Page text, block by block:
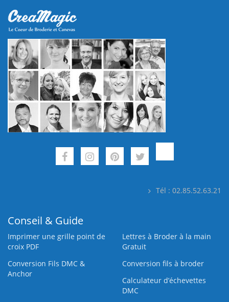
Tél : 02.85.52.63.21
Conseil & Guide
Imprimer une grille point de
croix PDF
Lettres à Broder à la main
Gratuit
Conversion Fils DMC &
Anchor
Conversion fils à broder
Calculateur d’échevettes
DMC